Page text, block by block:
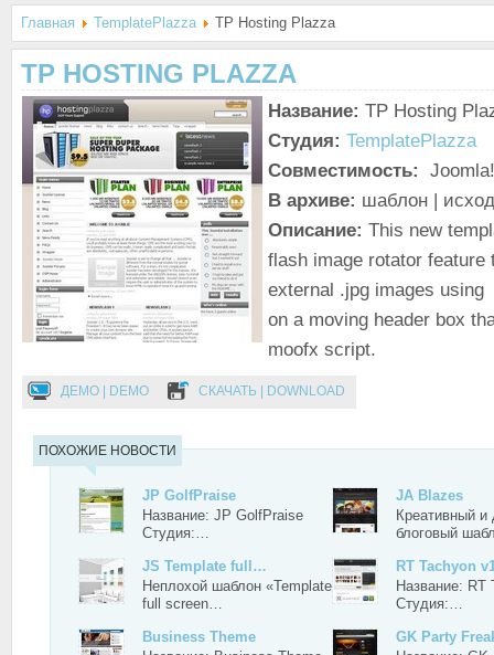
Главная TemplatePlazza TP Hosting Plazza
TP HOSTING PLAZZA
Название: TP Hosting
Студия: TemplatePlazza
Совместимость:
В архиве: шаблон |
Описание: This new
flash image rotator feature
external .jpg images
on a moving header box
moofx script.
ДЕМО | DEMO СКАЧАТЬ | DOWNLOAD
ПОХОЖИЕ НОВОСТИ
JP GolfPraise
Название: JP GolfPraise
Студия:…
JA Blazes
Креативный
блоговый
JS Template full…
Неплохой шаблон «Template
full screen…
RT Tachyon
Название: RT
Студия:…
Business Theme
GK Party